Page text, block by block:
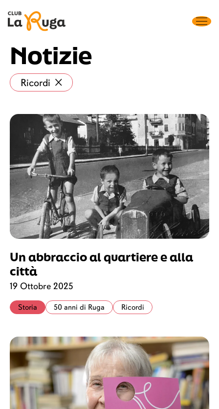
Notizie
Ricordi
Un abbraccio al quartiere e alla
città
19 Ottobre 2025
Storia 50 anni di Ruga Ricordi